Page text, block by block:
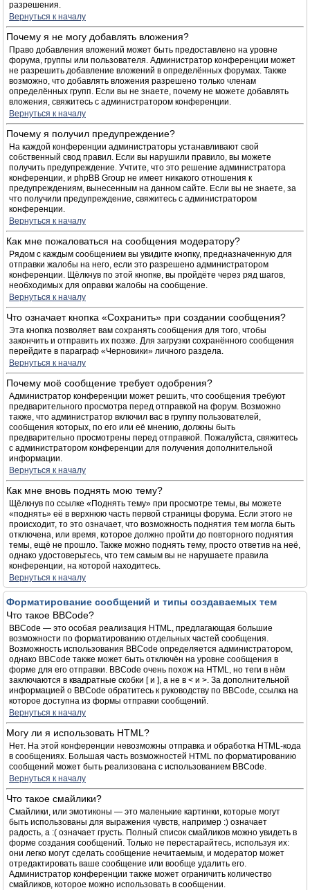
разрешения.
Вернуться к началу
Почему я не могу добавлять вложения?
Право добавления вложений может быть предоставлено на уровне
форума, группы или пользователя. Администратор конференции может
не разрешить добавление вложений в определённых форумах. Также
возможно, что добавлять вложения разрешено только членам
определённых групп. Если вы не знаете, почему не можете добавлять
вложения, свяжитесь с администратором конференции.
Вернуться к началу
Почему я получил предупреждение?
На каждой конференции администраторы устанавливают свой
собственный свод правил. Если вы нарушили правило, вы можете
получить предупреждение. Учтите, что это решение администратора
конференции, и phpBB Group не имеет никакого отношения к
предупреждениям, вынесенным на данном сайте. Если вы не знаете, за
что получили предупреждение, свяжитесь с администратором
конференции.
Вернуться к началу
Как мне пожаловаться на сообщения модератору?
Рядом с каждым сообщением вы увидите кнопку, предназначенную для
отправки жалобы на него, если это разрешено администратором
конференции. Щёлкнув по этой кнопке, вы пройдёте через ряд шагов,
необходимых для оправки жалобы на сообщение.
Вернуться к началу
Что означает кнопка «Сохранить» при создании сообщения?
Эта кнопка позволяет вам сохранять сообщения для того, чтобы
закончить и отправить их позже. Для загрузки сохранённого сообщения
перейдите в параграф «Черновики» личного раздела.
Вернуться к началу
Почему моё сообщение требует одобрения?
Администратор конференции может решить, что сообщения требуют
предварительного просмотра перед отправкой на форум. Возможно
также, что администратор включил вас в группу пользователей,
сообщения которых, по его или её мнению, должны быть
предварительно просмотрены перед отправкой. Пожалуйста, свяжитесь
с администратором конференции для получения дополнительной
информации.
Вернуться к началу
Как мне вновь поднять мою тему?
Щёлкнув по ссылке «Поднять тему» при просмотре темы, вы можете
«поднять» её в верхнюю часть первой страницы форума. Если этого не
происходит, то это означает, что возможность поднятия тем могла быть
отключена, или время, которое должно пройти до повторного поднятия
темы, ещё не прошло. Также можно поднять тему, просто ответив на неё,
однако удостоверьтесь, что тем самым вы не нарушаете правила
конференции, на которой находитесь.
Вернуться к началу
Форматирование сообщений и типы создаваемых тем
Что такое BBCode?
BBCode — это особая реализация HTML, предлагающая большие
возможности по форматированию отдельных частей сообщения.
Возможность использования BBCode определяется администратором,
однако BBCode также может быть отключён на уровне сообщения в
форме для его отправки. BBCode очень похож на HTML, но теги в нём
заключаются в квадратные скобки [ и ], а не в < и >. За дополнительной
информацией о BBCode обратитесь к руководству по BBCode, ссылка на
которое доступна из формы отправки сообщений.
Вернуться к началу
Могу ли я использовать HTML?
Нет. На этой конференции невозможны отправка и обработка HTML-кода
в сообщениях. Большая часть возможностей HTML по форматированию
сообщений может быть реализована с использованием BBCode.
Вернуться к началу
Что такое смайлики?
Смайлики, или эмотиконы — это маленькие картинки, которые могут
быть использованы для выражения чувств, например :) означает
радость, а :( означает грусть. Полный список смайликов можно увидеть в
форме создания сообщений. Только не перестарайтесь, используя их:
они легко могут сделать сообщение нечитаемым, и модератор может
отредактировать ваше сообщение или вообще удалить его.
Администратор конференции также может ограничить количество
смайликов, которое можно использовать в сообщении.